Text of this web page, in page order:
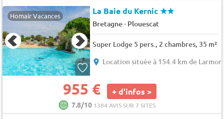
Homair Vacances La Baie du Kernic★★
Bretagne- Plouescat
Super Lodge 5 pers., 2 chambres, 35 m²
Location située à 154.4 km de Larmor
955 € + d'infos >
7.8/10 1384 AVIS SUR 7 SITES